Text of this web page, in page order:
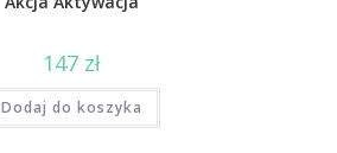
147 zł
Dodaj do koszyka